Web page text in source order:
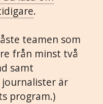
.
teamen som
från minst två
samt
är
program.)